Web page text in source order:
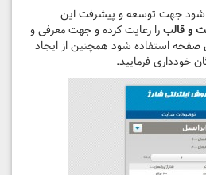
شود جهت توسعه و پیشرفت این
و قالب را رعایت کرده و جهت معرفی و
صفحه استفاده شود همچنین از ایجاد
خودداری فرمایید.